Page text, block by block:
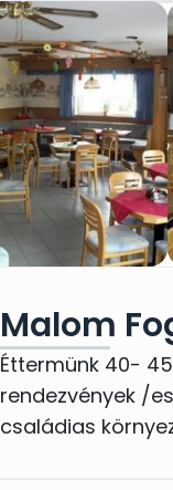
Malom
Éttermünk 40-
rendezvények /
családias